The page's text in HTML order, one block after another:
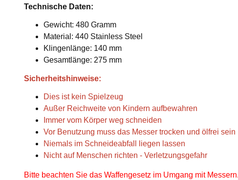
Technische Daten:
Gewicht: 480 Gramm
Material: 440 Stainless Steel
Klingenlänge: 140 mm
Gesamtlänge: 275 mm
Sicherheitshinweise:
Dies ist kein Spielzeug
Außer Reichweite von Kindern aufbewahren
Immer vom Körper weg schneiden
Vor Benutzung muss das Messer trocken und ölfrei sein
Niemals im Schneideabfall liegen lassen
Nicht auf Menschen richten - Verletzungsgefahr
Bitte beachten Sie das Waffengesetz im Umgang mit